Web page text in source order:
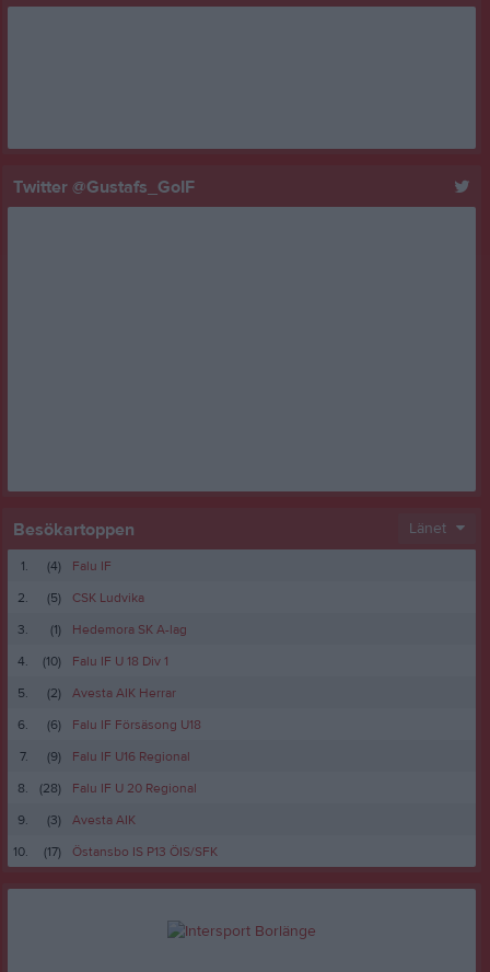
Twitter @Gustafs_GoIF
Besökartoppen Länet
1. (4)
Falu IF
2.
(5)
CSK Ludvika
3.
(1)
Hedemora SK A-lag
4.
(10)
Falu IF U 18 Div 1
5.
(2)
Avesta AIK Herrar
6.
(6)
Falu IF Försäsong U18
7.
(9)
Falu IF U16 Regional
8.
(28)
Falu IF U 20 Regional
9.
(3)
Avesta AIK
10.
(17) Östansbo IS P13 ÖIS/SFK